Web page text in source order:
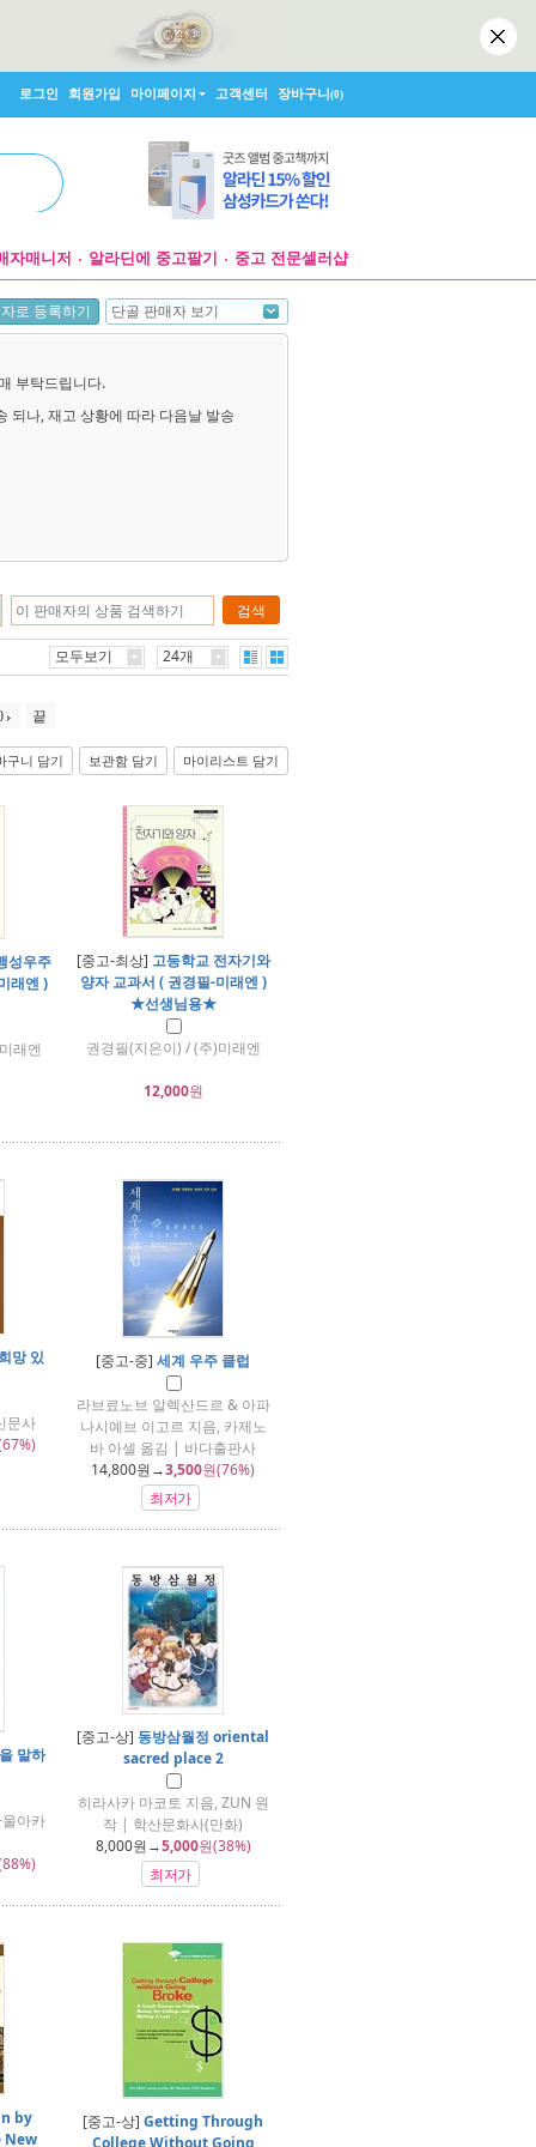
로그인 회원가입 마이페이지 고객센터 장바구니(0)
자매니저 알라딘에 중고팔기 중고 전문셀러샵
로 등록하기 단골 판매자 보기
부탁드립니다.
되나, 재고 상황에 따라 다음날 발송
검색
모두보기 24개
끝
구니 담기 보관함 담기 마이리스트 담기
성우주
래엔 )
래엔
[중고-최상] 고등학교 전자기와
양자 교과서 ( 권경필-미래엔 )
★선생님용★
권경필(지은이) / (주)미래엔
12,000원
망 있
문사
[중고-중] 세계 우주 클럽
라브료노브 알렉산드르 & 아파
나시예브 이고르 지음, 카제노
바 아셀 옮김 | 바다출판사
14,800원→3,500원(76%)
최저가
말하
아카
[중고-상] 동방삼월정 oriental
sacred place 2
히라사카 마코토 지음, ZUN 원
작 | 학산문화사(만화)
8,000원→5,000원(38%)
최저가
by
New
[중고-상] Getting Through
College Without Going